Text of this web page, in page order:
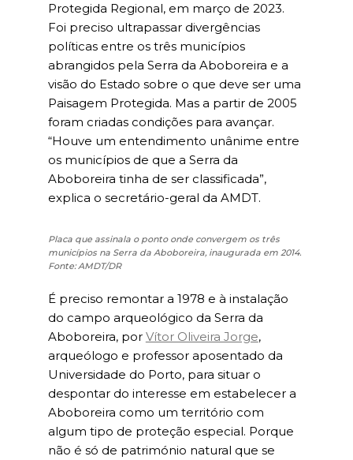
Protegida Regional, em março de 2023.
Foi preciso ultrapassar divergências
políticas entre os três municípios
abrangidos pela Serra da Aboboreira e a
visão do Estado sobre o que deve ser uma
Paisagem Protegida. Mas a partir de 2005
foram criadas condições para avançar.
“Houve um entendimento unânime entre
os municípios de que a Serra da
Aboboreira tinha de ser classificada”,
explica o secretário-geral da AMDT.
Placa que assinala o ponto onde convergem os três
municípios na Serra da Aboboreira, inaugurada em 2014.
Fonte: AMDT/DR
É preciso remontar a 1978 e à instalação
do campo arqueológico da Serra da
Aboboreira, por Vítor Oliveira Jorge,
arqueólogo e professor aposentado da
Universidade do Porto, para situar o
despontar do interesse em estabelecer a
Aboboreira como um território com
algum tipo de proteção especial. Porque
não é só de património natural que se